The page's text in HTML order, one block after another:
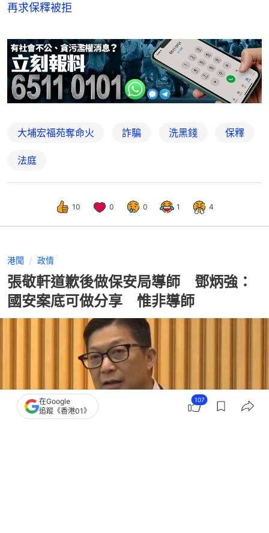
再求保釋被拒
大埔宏福苑奪命火 詐騙 洗黑錢 保釋
法庭
10 0 0 1 4
港聞 政情
張敬軒道歉後做保安局導師 鄧炳強：
國安案底可做分享 惟非導師
在Google
追蹤《香港01》
107